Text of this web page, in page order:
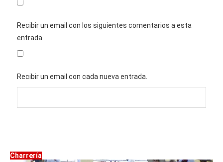
Recibir un email con los siguientes comentarios a esta
entrada.
Recibir un email con cada nueva entrada.
Charrería